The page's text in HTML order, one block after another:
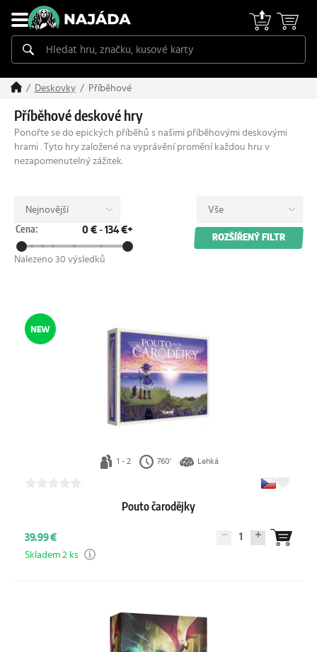
Deskovky Příběhové
Příběhové deskové hry
Ponořte se do epických příběhů s našimi příběhovými deskovými
hrami . Tyto hry založené na vyprávění promění každou hru v
nezapomenutelný zážitek.
Nejnovější
Vše
Cena:
0 € - 134 €+
ROZŠÍŘENÝ FILTR
Nalezeno 30 výsledků
NEW
1 - 2 760' Lehká
Pouto čarodějky
39.99 € 1
Skladem 2 ks